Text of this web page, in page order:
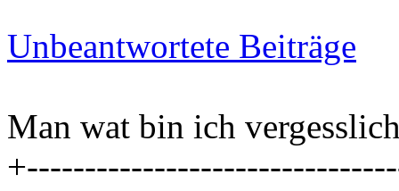
Unbeantwortete Beiträge
Man wat bin ich